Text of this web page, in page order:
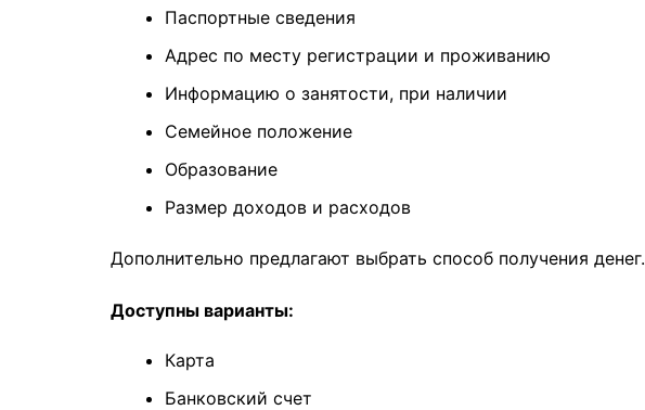
Паспортные сведения
Адрес по месту регистрации и проживанию
Информацию о занятости, при наличии
Семейное положение
Образование
Размер доходов и расходов
Дополнительно предлагают выбрать способ получения денег.
Доступны варианты:
Карта
Банковский счет